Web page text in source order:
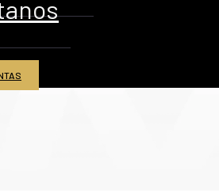
and Metal Inc. Todos los derechos reservados.